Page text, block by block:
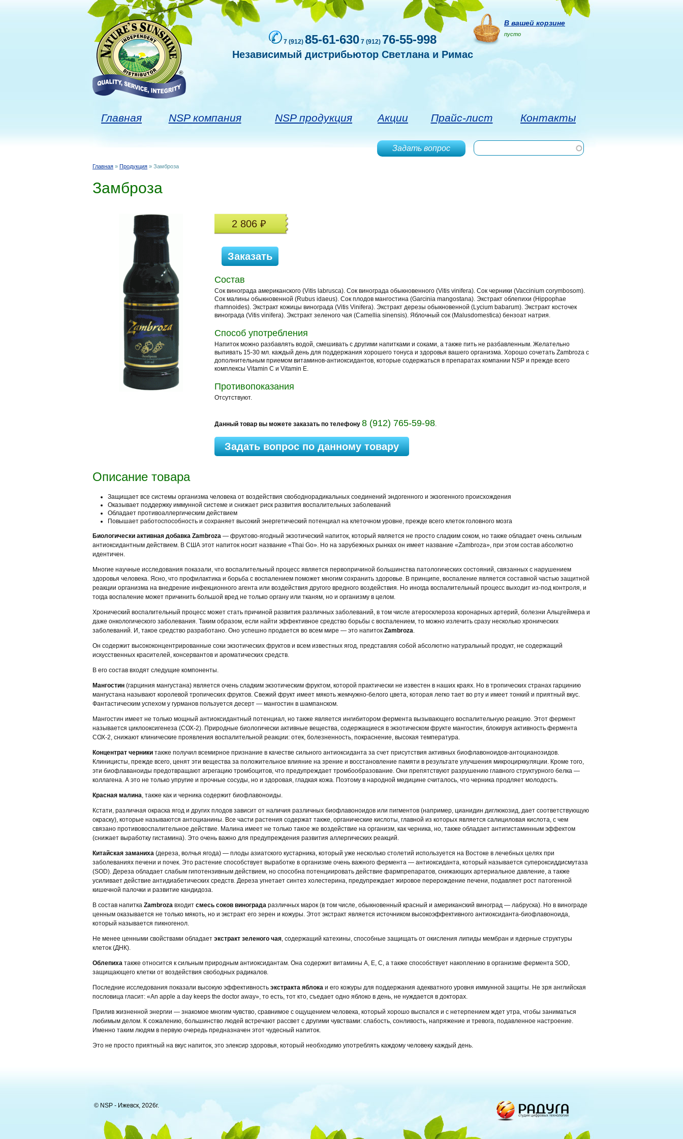
7 (912) 85-61-630 7 (912) 76-55-998
Независимый дистрибьютор Светлана и Римас
В вашей корзине
пусто
Главная NSP компания NSP продукция Акции Прайс-лист Контакты
Задать вопрос
Вы здесь
Главная » Продукция » Замброза
Замброза
2 806 ₽
Состав
Cок винограда американского (Vitis labrusca). Cок винограда обыкновенного (Vitis vinifera). Cок черники (Vaccinium corymbosom).
Cок малины обыкновенной (Rubus idaeus). Cок плодов мангостина (Garcinia mangostana). Экстракт облепихи (Hippophae
rhamnoides). Экстракт кожицы винограда (Vitis Vinifera). Экстракт дерезы обыкновенной (Lycium babarum). Экстракт косточек
винограда (Vitis vinifera). Экстракт зеленого чая (Camellia sinensis). Яблочный сок (Malusdomestica) бензоат натрия.
Способ употребления
Напиток можно разбавлять водой, смешивать с другими напитками и соками, а также пить не разбавленным. Желательно
выпивать 15-30 мл. каждый день для поддержания хорошего тонуса и здоровья вашего организма. Хорошо сочетать Zаmbroza с
дополнительным приемом витаминов-антиоксидантов, которые содержаться в препаратах компании NSP и прежде всего
комплексы Vitamin C и Vitamin Е.
Противопоказания
Отсутствуют.
Данный товар вы можете заказать по телефону 8 (912) 765-59-98
Задать вопрос по данному товару
Описание товара
Защищает все системы организма человека от воздействия свободнорадикальных соединений эндогенного и экзогенного происхождения
Оказывает поддержку иммунной системе и снижает риск развития воспалительных заболеваний
Обладает противоаллергическим действием
Повышает работоспособность и сохраняет высокий энергетический потенциал на клеточном уровне, прежде всего клеток головного мозга
Биологически активная добавка Zаmbroza — фруктово-ягодный экзотический напиток, который является не просто сладким соком, но также обладает очень сильным
антиоксидантным действием. В США этот напиток носит название «Thai Go». Но на зарубежных рынках он имеет название «Zambroza», при этом состав абсолютно
идентичен.
Многие научные исследования показали, что воспалительный процесс является первопричиной большинства патологических состояний, связанных с нарушением
здоровья человека. Ясно, что профилактика и борьба с воспалением поможет многим сохранить здоровье. В принципе, воспаление является составной частью защитной
реакции организма на внедрение инфекционного агента или воздействия другого вредного воздействия. Но иногда воспалительный процесс выходит из-под контроля, и
тогда воспаление может причинить большой вред не только органу или тканям, но и организму в целом.
Хронический воспалительный процесс может стать причиной развития различных заболеваний, в том числе атеросклероза коронарных артерий, болезни Альцгеймера и
даже онкологического заболевания. Таким образом, если найти эффективное средство борьбы с воспалением, то можно излечить сразу несколько хронических
заболеваний. И, такое средство разработано. Оно успешно продается во всем мире — это напиток Zаmbroza
Он содержит высококонцентрированные соки экзотических фруктов и всем известных ягод, представляя собой абсолютно натуральный продукт, не содержащий
искусственных красителей, консервантов и ароматических средств.
В его состав входят следущие компоненты.
Мангостин (гарциния мангустана) является очень сладким экзотическим фруктом, которой практически не известен в наших краях. Но в тропических странах гарцинию
мангустана называют королевой тропических фруктов. Свежий фрукт имеет мякоть жемчужно-белого цвета, которая легко тает во рту и имеет тонкий и приятный вкус.
Фантастическим успехом у гурманов пользуется десерт — мангостин в шампанском.
Мангостин имеет не только мощный антиоксидантный потенциал, но также является ингибитором фермента вызывающего воспалительную реакцию. Этот фермент
называется циклооксигенеза (СОХ-2). Природные биологически активные вещества, содержащиеся в экзотическом фрукте мангостин, блокируя активность фермента
СОХ-2, снижают клинические проявления воспалительной реакции: отек, болезненность, покраснение, высокая температура.
Концентрат черники также получил всемирное признание в качестве сильного антиоксиданта за счет присутствия активных биофлавоноидов-антоцианозидов.
Клиницисты, прежде всего, ценят эти вещества за положительное влияние на зрение и восстановление памяти в результате улучшения микроцирккуляции. Кроме того,
эти биофлаваноиды предотвращают агрегацию тромбоцитов, что предупреждает тромбообразование. Они препятствуют разрушению главного структурного белка —
коллагена. А это не только упругие и прочные сосуды, но и здоровая, гладкая кожа. Поэтому в народной медицине считалось, что черника продляет молодость.
Красная малина , также как и черника содержит биофлавоноиды.
Кстати, различная окраска ягод и других плодов зависит от наличия различных биофлавоноидов или пигментов (например, цианидин диглюкозид, дает соответствующую
окраску), которые называются антоцианины. Все части растения содержат также, органические кислоты, главной из которых является салициловая кислота, с чем
связано противовоспалительное действие. Малина имеет не только такое же воздействие на организм, как черника, но, также обладает антигистаминным эффектом
(снижает выработку гистамина). Это очень важно для предупреждения развития аллергических реакций.
Китайская заманиха (дереза, волчья ягода) — плоды азиатского кустарника, который уже несколько столетий используется на Востоке в лечебных целях при
заболеваниях печени и почек. Это растение способствует выработке в организме очень важного фермента — антиоксиданта, который называется супероксиддисмутаза
(SOD). Дереза обладает слабым гипотензивным действием, но способна потенциировать действие фармпрепаратов, снижающих артериальное давление, а также
усиливает действие антидиабетических средств. Дереза угнетает синтез холестерина, предупреждает жировое перерождение печени, подавляет рост патогенной
кишечной палочки и развитие кандидоза.
В состав напитка Zаmbroza входит смесь соков винограда различных марок (в том числе, обыкновенный красный и американский виноград — лабруска). Но в винограде
ценным оказывается не только мякоть, но и экстракт его зерен и кожуры. Этот экстракт является источником высокоэффективного антиоксиданта-биофлавоноида,
который называется пикногенол.
Не менее ценными свойствами обладает экстракт зеленого чая , содержащий катехины, способные защищать от окисления липиды мембран и ядерные структуры
клеток (ДНК).
Облепиха также относится к сильным природным антиоксидантам. Она содержит витамины А, Е, С, а также способствует накоплению в организме фермента SOD,
защищающего клетки от воздействия свободных радикалов.
Последние исследования показали высокую эффективность экстракта яблока и его кожуры для поддержания адекватного уровня иммунной защиты. Не зря английская
пословица гласит: «An apple a day keeps the doctor away», то есть, тот кто, съедает одно яблоко в день, не нуждается в докторах.
Прилив жизненной энергии — знакомое многим чувство, сравнимое с ощущением человека, который хорошо выспался и с нетерпением ждет утра, чтобы заниматься
любимым делом. К сожалению, большинство людей встречают рассвет с другими чувствами: слабость, сонливость, напряжение и тревога, подавленное настроение.
Именно таким людям в первую очередь предназначен этот чудесный напиток.
Это не просто приятный на вкус напиток, это элексир здоровья, который необходимо употреблять каждому человеку каждый день.
© NSP - Ижевск, 2026г.